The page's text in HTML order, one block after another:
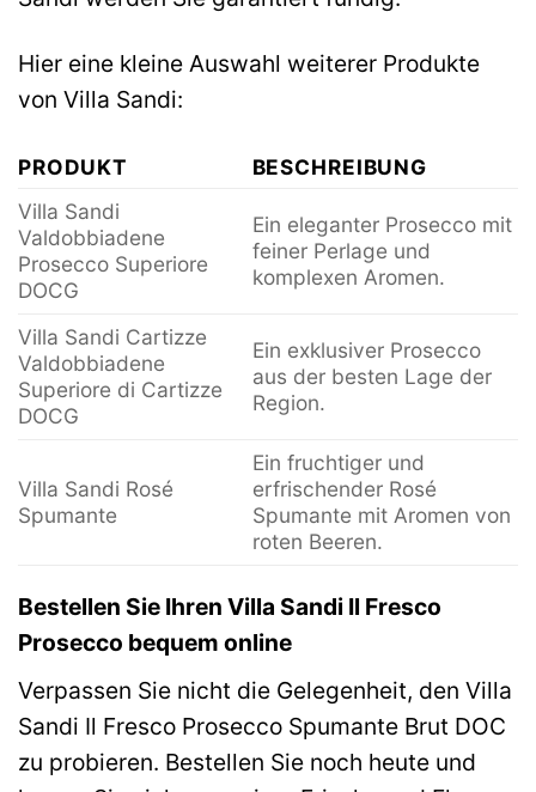
Hier eine kleine Auswahl weiterer Produkte
von Villa Sandi:
PRODUKT
BESCHREIBUNG
Villa Sandi
Valdobbiadene
Prosecco Superiore
DOCG
Ein eleganter Prosecco mit
feiner Perlage und
komplexen Aromen.
Villa Sandi Cartizze
Valdobbiadene
Superiore di Cartizze
DOCG
Ein exklusiver Prosecco
aus der besten Lage der
Region.
Villa Sandi Rosé
Spumante
Ein fruchtiger und
erfrischender Rosé
Spumante mit Aromen von
roten Beeren.
Bestellen Sie Ihren Villa Sandi Il Fresco
Prosecco bequem online
Verpassen Sie nicht die Gelegenheit, den Villa
Sandi Il Fresco Prosecco Spumante Brut DOC
zu probieren. Bestellen Sie noch heute und